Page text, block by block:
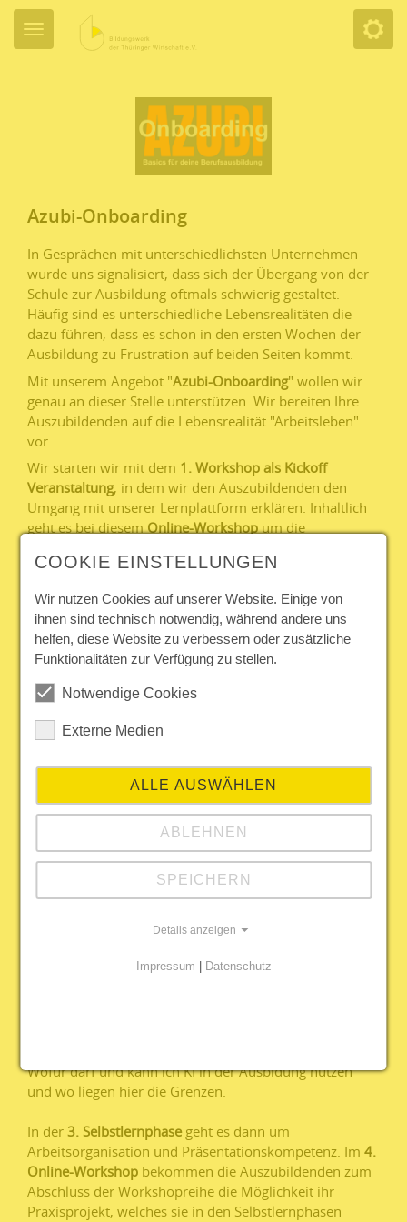
Azubi-Onboarding
In Gesprächen mit unterschiedlichsten Unternehmen
wurde uns signalisiert, dass sich der Übergang von der
Schule zur Ausbildung oftmals schwierig gestaltet.
Häufig sind es unterschiedliche Lebensrealitäten die
dazu führen, dass es schon in den ersten Wochen der
Ausbildung zu Frustration auf beiden Seiten kommt.
Mit unserem Angebot "Azubi-Onboarding" wollen wir
genau an dieser Stelle unterstützen. Wir bereiten Ihre
Auszubildenden auf die Lebensrealität "Arbeitsleben"
vor.
Wir starten wir mit dem 1. Workshop als Kickoff
Veranstaltung, in dem wir den Auszubildenden den
Umgang mit unserer Lernplattform erklären. Inhaltlich
geht es bei diesemOnline-Workshopum die
den Abläufen in der Ausbildung. Wir klären häufig
In der
Grundlagen der Kommunikation, öffentliches Auftreten
im Arbeitsalltag und FAQ zur Ausbildung. Diese sind
interaktiv und medienreich gestaltet, passend für die
Im2. Online- Workshopwidmen wir uns dann intensiv
der Kommunikation. Mit vielen Praxisbeispielen und ein
wenig Theorie gehen wir auf Themen wie
schauen uns an, wo und wie diese Konflikte entstehen.
2. Selbstlernphasehat neben Onlinekommunikation
Wofür darf und kann ich KI in der Ausbidung nutzen
und wo liegen hier die Grenzen.
In der 3. Selbstlernphase geht es dann um
Arbeitsorganisation und Präsentationskompetenz. Im 4.
Online-Workshop bekommen die Auszubildenden zum
Abschluss der Workshopreihe die Möglichkeit ihr
Praxisprojekt, welches sie in den Selbstlernphasen
COOKIE EINSTELLUNGEN
Wir nutzen Cookies auf unserer Website. Einige von
ihnen sind technisch notwendig, während andere uns
helfen, diese Website zu verbessern oder zusätzliche
Funktionalitäten zur Verfügung zu stellen.
Notwendige Cookies
Externe Medien
ALLE AUSWÄHLEN
ABLEHNEN
SPEICHERN
Details anzeigen
Impressum Datenschutz